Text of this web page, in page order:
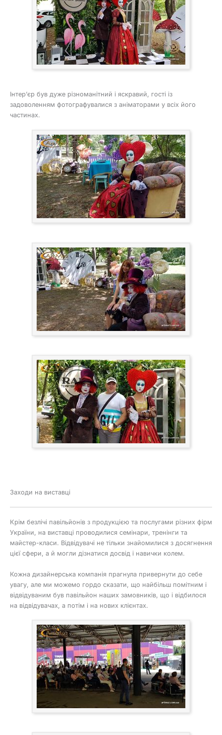
Інтер’єр був дуже різноманітний і яскравий, гості із
задоволенням фотографувалися з аніматорами у всіх його
частинах.
Заходи на виставці
Крім безлічі павільйонів з продукцією та послугами різних фірм
України, на виставці проводилися семінари, тренінги та
майстер-класи. Відвідувачі не тільки знайомилися з досягнення
цієї сфери, а й могли дізнатися досвід і навички колем.
Кожна дизайнерська компанія прагнула привернути до себе
увагу, але ми можемо гордо сказати, що найбільш помітним і
відвідуваним був павільйон наших замовників, що і відбилося
на відвідувачах, а потім і на нових клієнтах.